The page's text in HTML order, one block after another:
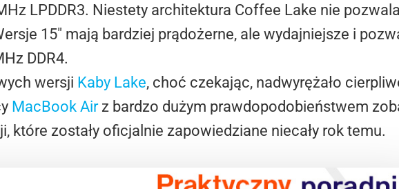
LPDDR3. Niestety architektura Coffee Lake nie
15″ mają bardziej prądożerne, ale wydajniejsze i
DDR4.
wersji Kaby Lake, choć czekając, nadwyrężało
MacBook Airz bardzo dużym prawdopodobieństwem
które zostały oficjalnie zapowiedziane niecały rok temu.